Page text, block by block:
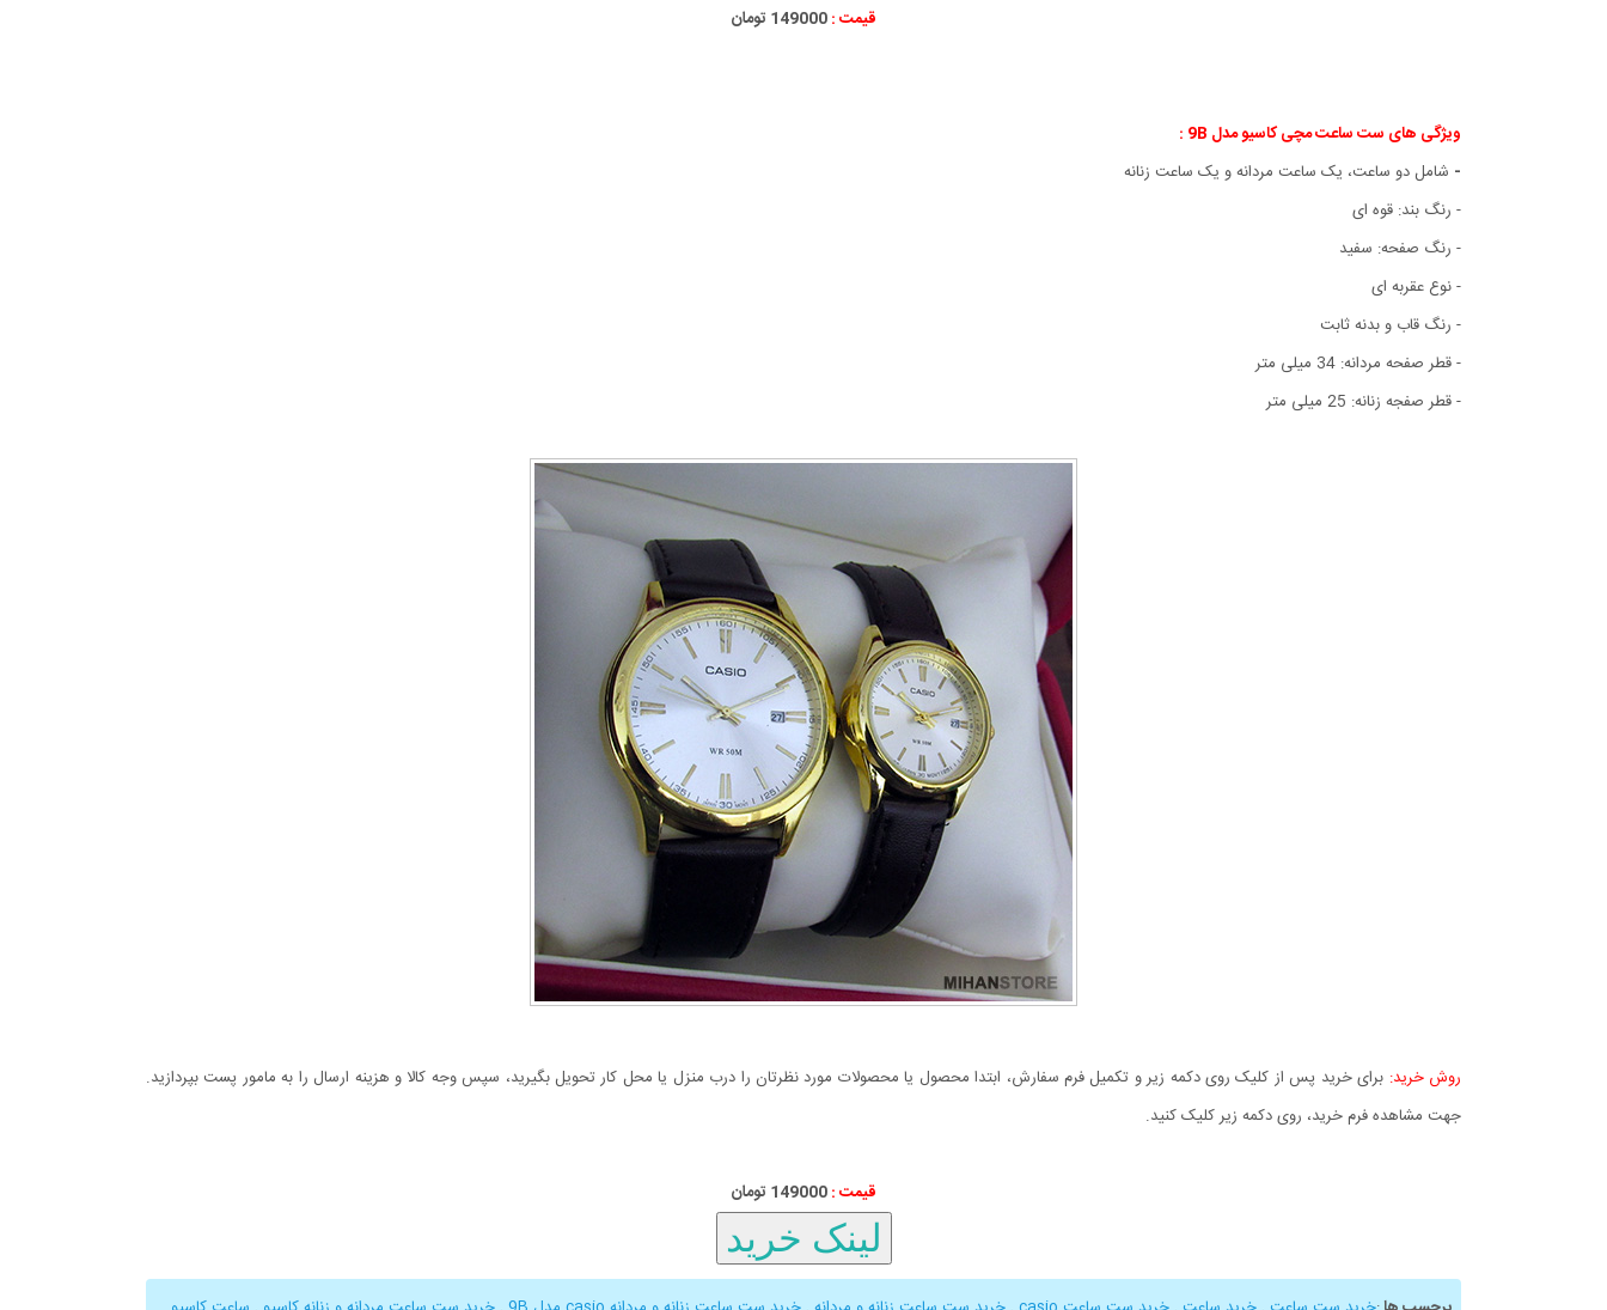
قیمت :149000 تومان
ویژگی های ست ساعت مچی کاسیو مدل 9B :
- شامل دو ساعت، یک ساعت مردانه و یک ساعت زنانه
- رنگ بند: قوه ای
- رنگ صفحه: سفید
- نوع عقربه ای
- رنگ قاب و بدنه ثابت
- قطر صفحه مردانه: 34 میلی متر
- قطر صفجه زنانه: 25 میلی متر
روش خرید: برای خرید پس از کلیک روی دکمه زیر و تکمیل فرم سفارش، ابتدا محصول یا محصولات مورد نظرتان را درب منزل یا محل کار تحویل بگیرید، سپس وجه کالا و هزینه ارسال را به مامور پست بپردازید.
جهت مشاهده فرم خرید، روی دکمه زیر کلیک کنید.
قیمت :149000 تومان